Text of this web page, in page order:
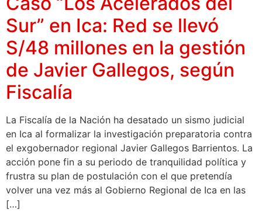
Sur” en Ica: Red se llevó
S/48 millones en la gestión
de Javier Gallegos, según
Fiscalía
La Fiscalía de la Nación ha desatado un sismo judicial
en Ica al formalizar la investigación preparatoria contra
el exgobernador regional Javier Gallegos Barrientos. La
acción pone fin a su periodo de tranquilidad política y
frustra su plan de postulación con el que pretendía
volver una vez más al Gobierno Regional de Ica en las
[…]